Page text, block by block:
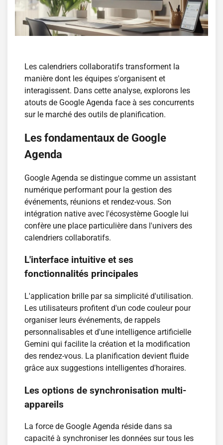
Les calendriers collaboratifs transforment la
manière dont les équipes s'organisent et
interagissent. Dans cette analyse, explorons les
atouts de Google Agenda face à ses concurrents
sur le marché des outils de planification.
Les fondamentaux de Google
Agenda
Google Agenda se distingue comme un assistant
numérique performant pour la gestion des
événements, réunions et rendez-vous. Son
intégration native avec l'écosystème Google lui
confère une place particulière dans l'univers des
calendriers collaboratifs.
L'interface intuitive et ses
fonctionnalités principales
L'application brille par sa simplicité d'utilisation.
Les utilisateurs profitent d'un code couleur pour
organiser leurs événements, de rappels
personnalisables et d'une intelligence artificielle
Gemini qui facilite la création et la modification
des rendez-vous. La planification devient fluide
grâce aux suggestions intelligentes d'horaires.
Les options de synchronisation multi-
appareils
La force de Google Agenda réside dans sa
capacité à synchroniser les données sur tous les